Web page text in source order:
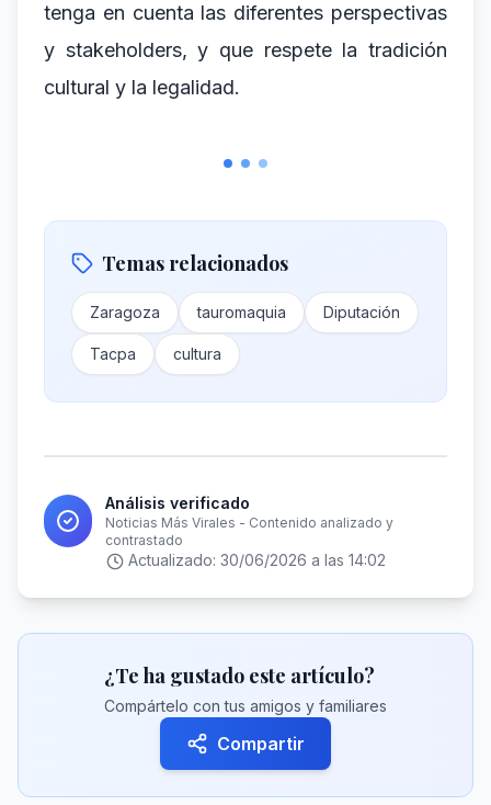
tenga en cuenta las diferentes perspectivas
y stakeholders, y que respete la tradición
cultural y la legalidad.
Temas relacionados
Zaragoza tauromaquia Diputación
Tacpa cultura
Análisis verificado
Noticias Más Virales - Contenido analizado y
contrastado
Actualizado: 30/06/2026 a las 14:02
¿Te ha gustado este artículo?
Compártelo con tus amigos y familiares
Compartir